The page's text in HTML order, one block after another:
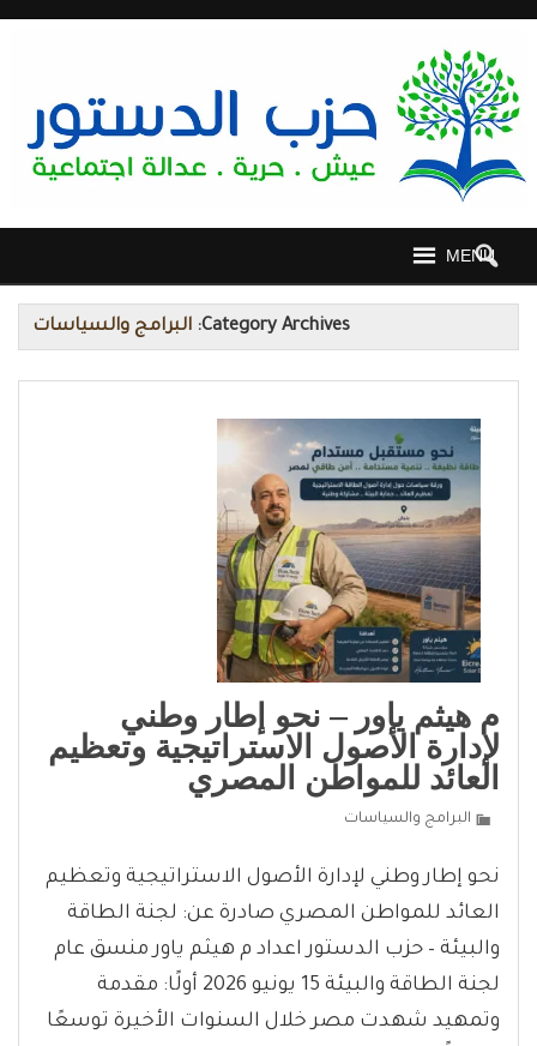
MENU
Category Archives: البرامج والسياسات
م هيثم ياور – نحو إطار وطني
لإدارة الأصول الاستراتيجية وتعظيم
العائد للمواطن المصري
البرامج والسياسات
نحو إطار وطني لإدارة الأصول الاستراتيجية وتعظيم
العائد للمواطن المصري صادرة عن: لجنة الطاقة
والبيئة – حزب الدستور اعداد م هيثم ياور منسق عام
لجنة الطاقة والبيئة 15 يونيو 2026 أولًا: مقدمة
وتمهيد شهدت مصر خلال السنوات الأخيرة توسعًا